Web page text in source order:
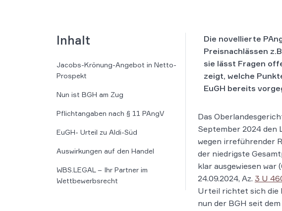
Inhalt
Jacobs-Krönung-Angebot in Netto-
Prospekt
Nun ist BGH am Zug
Pflichtangaben nach § 11 PAngV
EuGH- Urteil zu Aldi-Süd
Auswirkungen auf den Handel
WBS.LEGAL – Ihr Partner im
Wettbewerbsrecht
Die novellierte
Preisnachlässen
sie lässt Fragen
zeigt, welche
EuGH bereits
Das
September 2024
wegen irreführender
der niedrigste
klar ausgewiesen war
24.09.2024, Az. 3 U
Urteil richtet sich die
nun der BGH seit